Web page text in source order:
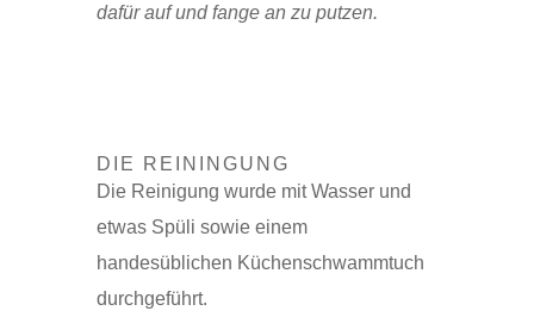
dafür auf und fange an zu putzen.
DIE REININGUNG
Die Reinigung wurde mit Wasser und
etwas Spüli sowie einem
handesüblichen Küchenschwammtuch
durchgeführt.